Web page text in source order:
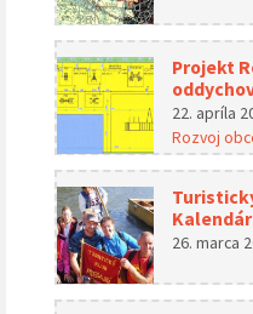
Projekt
22. apríla
Rozvoj
26. marca